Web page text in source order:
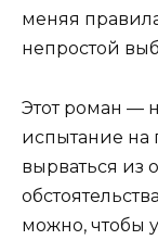
меняя
непростой
Этот роман —
испытание на
вырваться из
можно, чтобы